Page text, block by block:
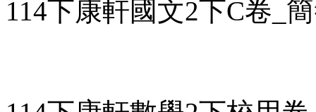
114下康軒國文2下C卷_